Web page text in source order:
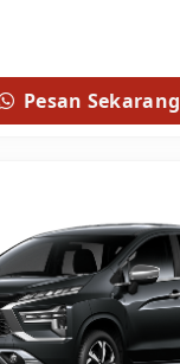
Pesan Sekarang